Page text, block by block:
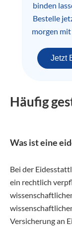
binden
Bestelle
morgen
Jetzt
Häufig
Was ist eine
Bei der
ein rechtlich
Versicherung an